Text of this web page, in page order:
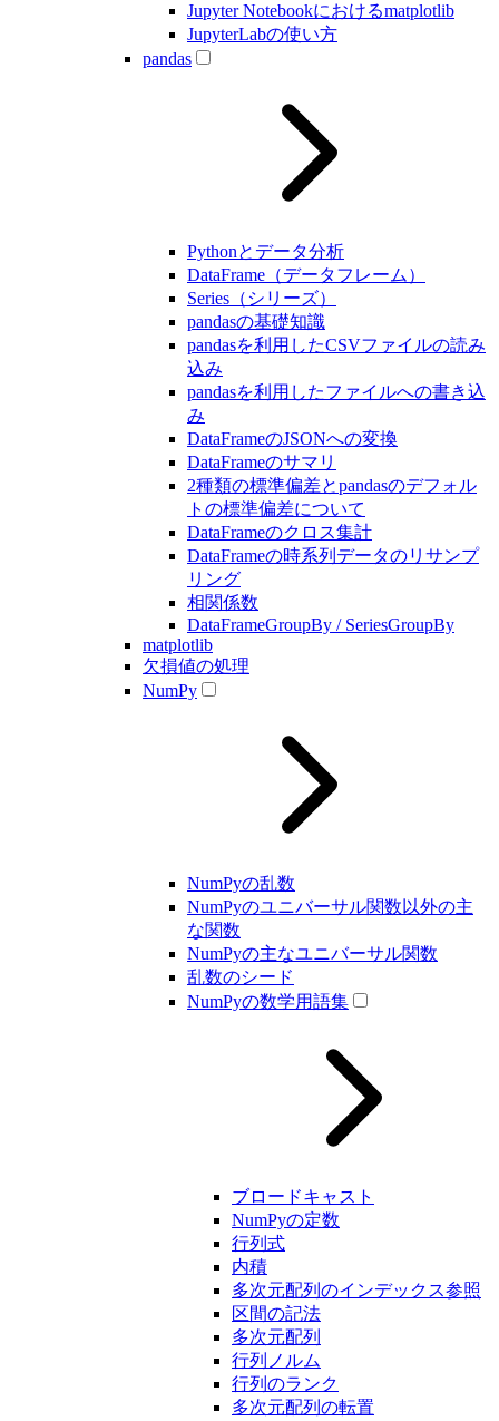
Jupyter Notebookにおけるmatplotlib
JupyterLabの使い方
pandas
Pythonとデータ分析
DataFrame（データフレーム）
Series（シリーズ）
pandasの基礎知識
pandasを利用したCSVファイルの読み
込み
pandasを利用したファイルへの書き込
み
DataFrameのJSONへの変換
DataFrameのサマリ
2種類の標準偏差とpandasのデフォル
トの標準偏差について
DataFrameのクロス集計
DataFrameの時系列データのリサンプ
リング
相関係数
DataFrameGroupBy / SeriesGroupBy
matplotlib
欠損値の処理
NumPy
NumPyの乱数
NumPyのユニバーサル関数以外の主
な関数
NumPyの主なユニバーサル関数
乱数のシード
NumPyの数学用語集
ブロードキャスト
NumPyの定数
行列式
内積
多次元配列のインデックス参照
区間の記法
多次元配列
行列ノルム
行列のランク
多次元配列の転置